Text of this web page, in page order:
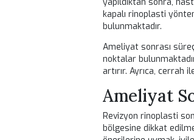
Bu noktada,
ve fonksiyonel
değerlendirir ve
oldukça kritik bir
uygulayacağı